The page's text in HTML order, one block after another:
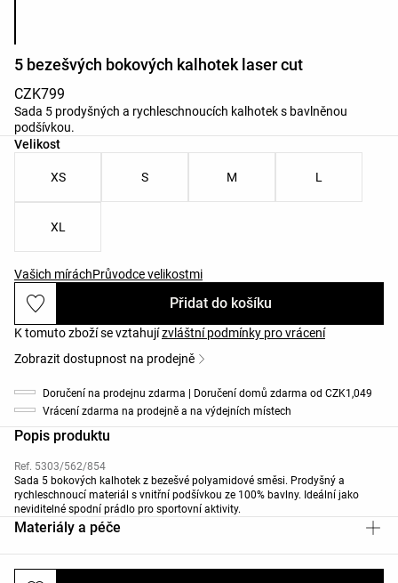
5 bezešvých bokových kalhotek laser cut
CZK799
Sada 5 prodyšných a rychleschnoucích kalhotek s bavlněnou
podšívkou.
Velikost
Seznam velikostí produktu
XS S M L
XL
Vašich míráchPrůvodce velikostmi
Přidat do košíku
K tomuto zboží se vztahujízvláštní podmínky pro vrácení
Zobrazit dostupnost na prodejně
Doručení na prodejnu zdarma | Doručení domů zdarma od CZK1,049
Vrácení zdarma na prodejně a na výdejních místech
Popis produktu
Ref. 5303/562/854
Sada 5 bokových kalhotek z bezešvé polyamidové směsi. Prodyšný a
rychleschnoucí materiál s vnitřní podšívkou ze 100% bavlny. Ideální jako
neviditelné spodní prádlo pro sportovní aktivity.
Materiály a péče